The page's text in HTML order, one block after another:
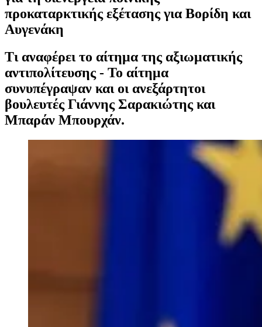
προκαταρκτικής εξέτασης για Βορίδη και
Αυγενάκη
Τι αναφέρει το αίτημα της αξιωματικής
αντιπολίτευσης - Το αίτημα
συνυπέγραψαν και οι ανεξάρτητοι
βουλευτές Γιάννης Σαρακιώτης και
Μπαράν Μπουρχάν.